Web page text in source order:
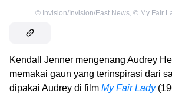
© Invision/Invision/East News, © My Fair
Kendall Jenner mengenang Audrey
memakai gaun yang terinspirasi dari
dipakai Audrey di film My Fair Lady